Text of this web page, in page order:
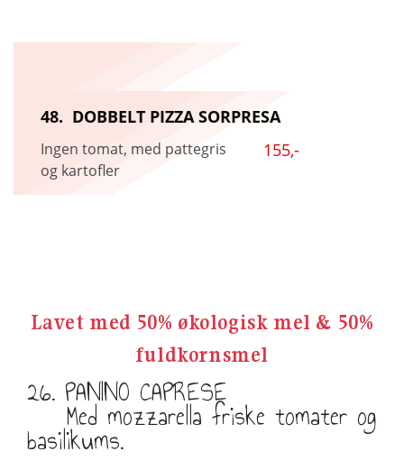
48. DOBBELT PIZZA SORPRESA
Ingen tomat, med pattegris
og kartofler
155,-
Lavet med 50% økologisk mel & 50%
fuldkornsmel
26. PANINO CAPRESE
Med mozzarella friske tomater og
basilikums.